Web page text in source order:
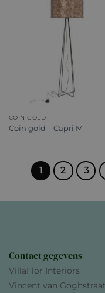
COIN GOLD
Coin gold – Capri M
1 2 3
Contact gegevens
VillaFlor Interiors
Vincent van